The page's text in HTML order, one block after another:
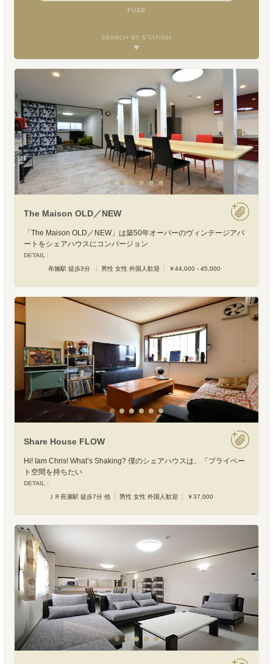
FUSE
SEARCH BY STATION
The Maison OLD／NEW
「The Maison OLD／NEW」は築50年オーバーのヴィンテージアパ
ートをシェアハウスにコンバージョン
DETAIL :
布施駅 徒歩3分
男性 女性 外国人歓迎 ￥44,000 - 45,000
Share House FLOW
Hi! Iam Chris! What’s Shaking? 僕のシェアハウスは、「プライベー
ト空間を持ちたい
DETAIL :
ＪＲ長瀬駅 徒歩7分 他
男性 女性 外国人歓迎 ￥37,000